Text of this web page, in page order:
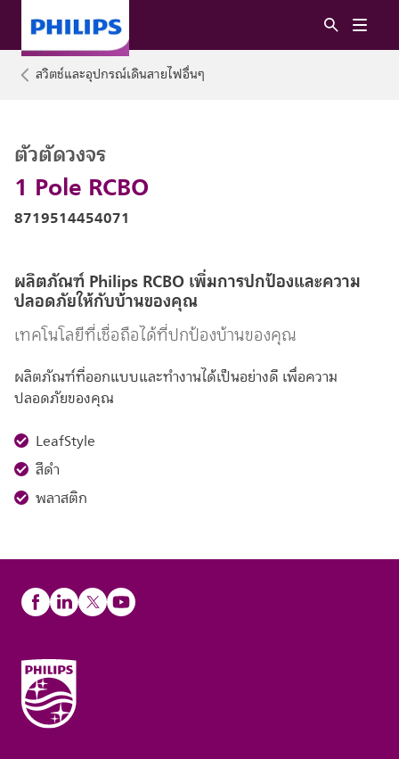
สวิตช์และอุปกรณ์เดินสายไฟอื่นๆ
1 Pole RCBO
ตัวตัดวงจร
8719514454071
ผลิตภัณฑ์ Philips RCBO เพิ่มการปกป้องและความ
ปลอดภัยให้กับบ้านของคุณ
เทคโนโลยีที่เชื่อถือได้ที่ปกป้องบ้านของคุณ
ผลิตภัณฑ์ที่ออกแบบและทำงานได้เป็นอย่างดี เพื่อความ
ปลอดภัยของคุณ
LeafStyle
สีดำ
พลาสติก